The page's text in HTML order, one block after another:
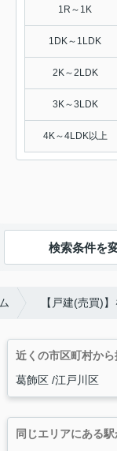
1R～1K
1DK～1LDK
2K～2LDK
3K～3LDK
4K～4LDK以上
検索条件を
【戸建(売買)
近くの市区町村から
葛飾区 江戸川区
同じエリアにある